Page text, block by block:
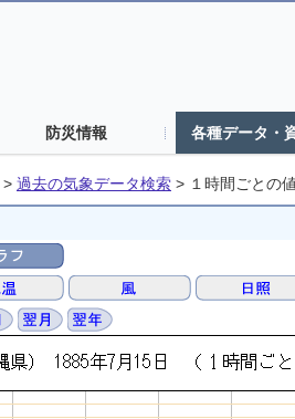
防災情報 各種データ・
> 過去の気象データ検索 > １時間ごとの